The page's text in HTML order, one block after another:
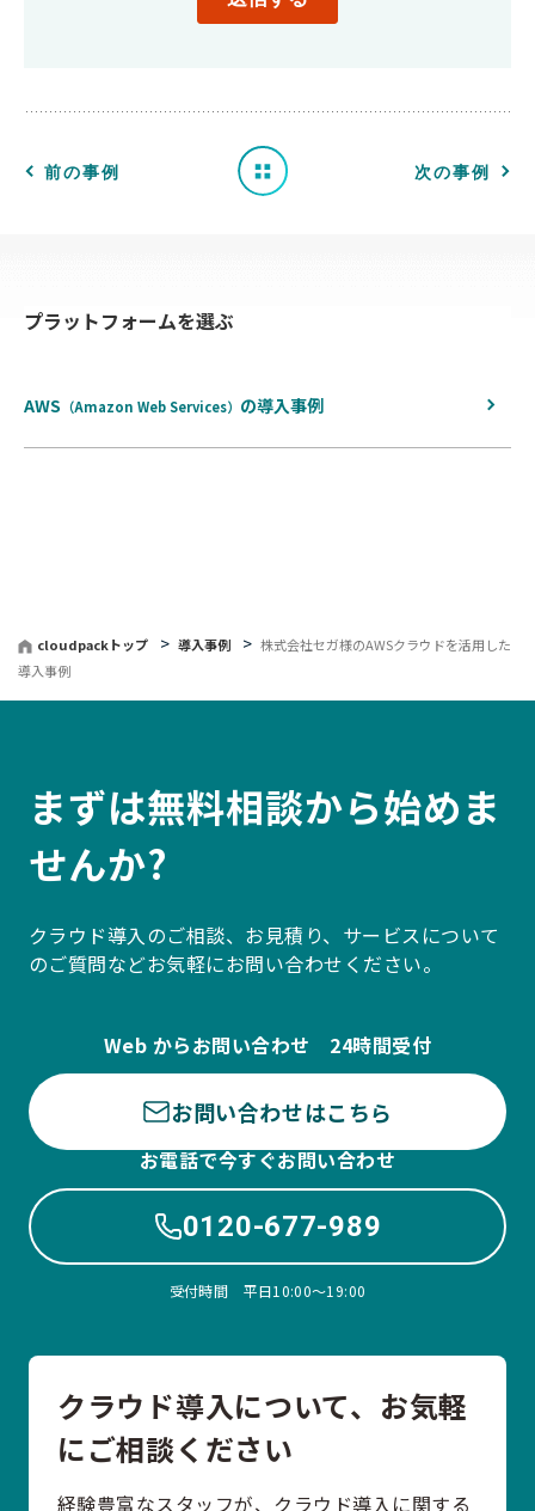
前の事例
例
一 次の事例
プラットフォームを選ぶ
AWS （Amazon Web Services） の導入事例
cloudpackトップ 導入事例
株式会社セガ様のAWSクラウドを活用した
導入事例
まずは無料相談から始めま
せんか?
クラウド導入のご相談、お見積り、サービスについて
のご質問などお気軽にお問い合わせください。
Web からお問い合わせ 24時間受付
お問い合わせはこちら
お電話で今すぐお問い合わせ
0120-677-989
受付時間 平日10:00〜19:00
クラウド導入について、お気軽
にご相談ください
経験豊富なスタッフが、クラウド導入に関する